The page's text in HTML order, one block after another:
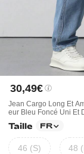
30,49€
Jean Cargo Long Et
Eur Bleu Foncé Uni Et
Elles Entre Amis
Taille FR
46 (S) 48